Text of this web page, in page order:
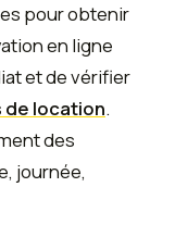
pour obtenir
en ligne
et de vérifier
de location.
des
journée,